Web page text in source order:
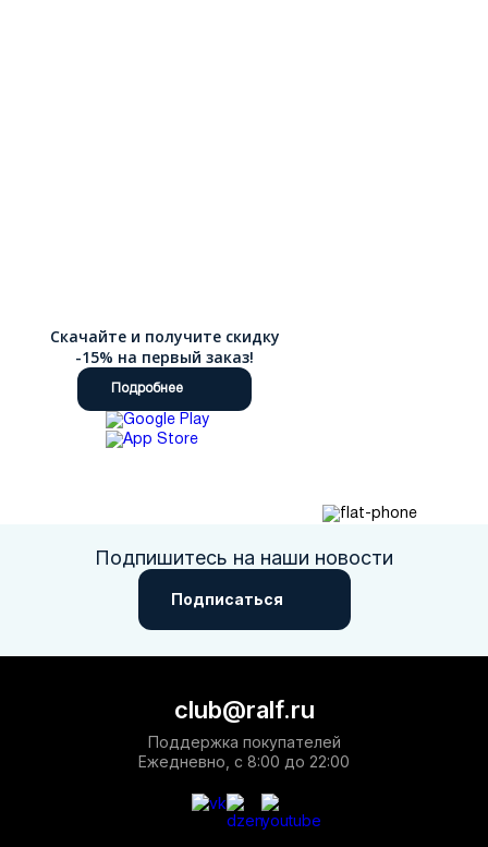
Скачайте и получите скидку
-15% на первый заказ!
Подробнее
Подпишитесь на наши новости
Подписаться
club@ralf.ru
Поддержка покупателей
Ежедневно, с 8:00 до 22:00